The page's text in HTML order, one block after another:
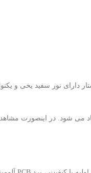
می شود. در اینصورت